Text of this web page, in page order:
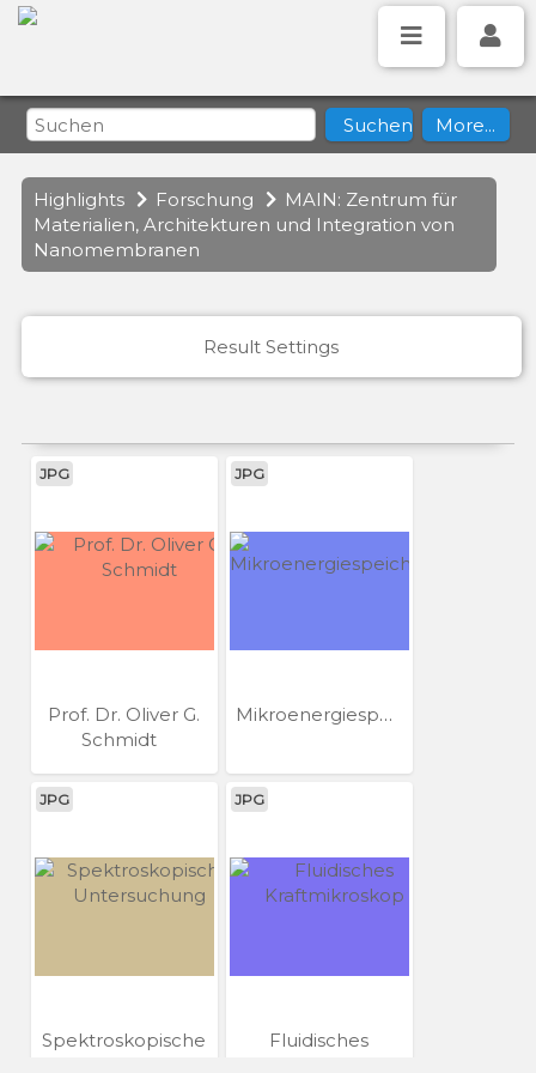
Highlights Forschung
MAIN: Zentrum für
Materialien, Architekturen und Integration von
Nanomembranen
Result Settings
JPG
Prof. Dr. Oliver G.
Schmidt
JPG
Mikroenergiespeichersysteme
JPG
Spektroskopische
JPG
Fluidisches